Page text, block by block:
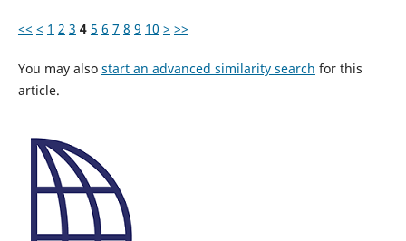
<< < 1 2 3 4 5 6 7 8 9 10 > >>
You may also start an advanced similarity search for this
article.